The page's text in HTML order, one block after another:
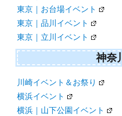
東京｜お台場イベント
東京｜品川イベント
東京｜立川イベント
神奈川
川崎イベント＆お祭り
横浜イベント
横浜｜山下公園イベント